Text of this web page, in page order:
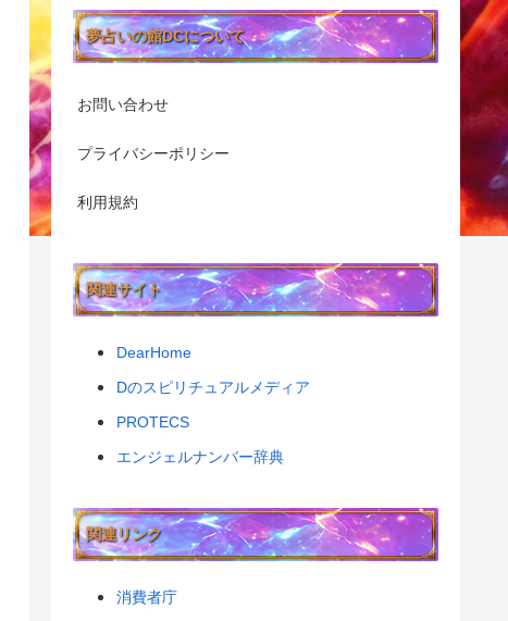
夢占いの館DCについて
お問い合わせ
プライバシーポリシー
利用規約
関連サイト
DearHome
Dのスピリチュアルメディア
PROTECS
エンジェルナンバー辞典
関連リンク
消費者庁